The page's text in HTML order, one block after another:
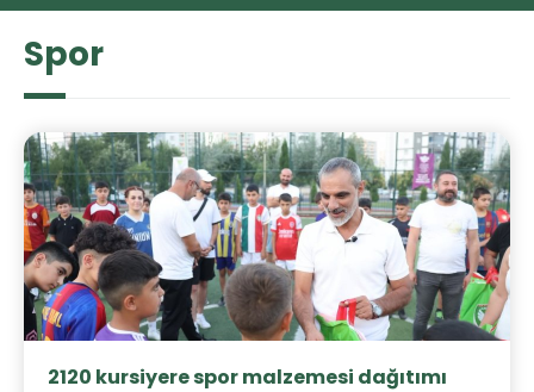
Spor
2120 kursiyere spor malzemesi dağıtımı